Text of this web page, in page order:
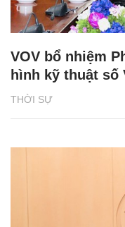
THỜI SỰ
VOV bổ nhiệm
hình kỹ thuật số